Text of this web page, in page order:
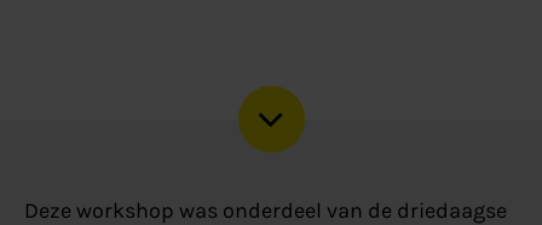
Deze workshop was onderdeel van de driedaagse